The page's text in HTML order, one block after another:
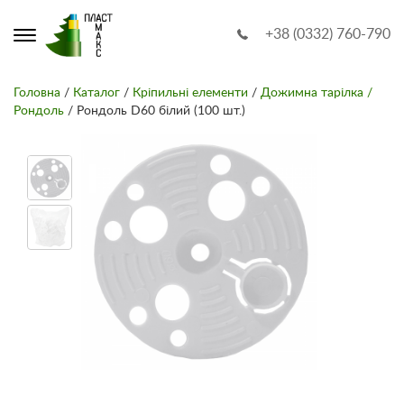
+38 (0332) 760-790
Головна / Каталог / Кріпильні елементи / Дожимна тарілка /
Рондоль / Рондоль D60 білий (100 шт.)